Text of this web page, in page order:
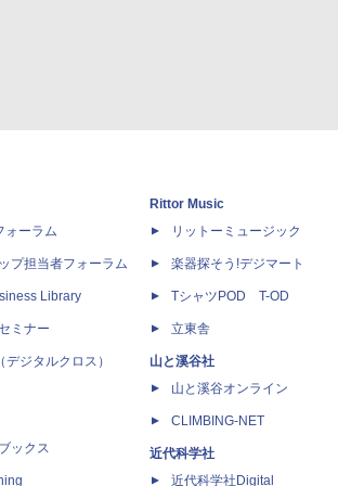
ォーラム
プ担当者フォーラム
Library
ミナー
デジタルクロス）
ックス
Rittor Music
リットーミュージック
楽器探そう!デジマート
TシャツPOD T-OD
立東舎
山と溪谷社
山と溪谷オンライン
CLIMBING-NET
近代科学社
近代科学社Digital